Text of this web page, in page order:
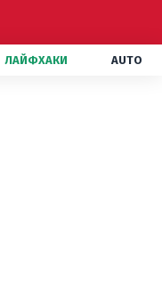
ЛАЙФХАКИ AUTO